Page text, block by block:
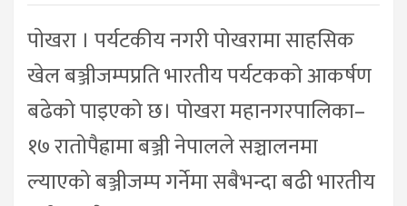
पाेखरा । पर्यटकीय नगरी पोखरामा साहसिक
खेल बञ्जीजम्पप्रति भारतीय पर्यटकको आकर्षण
बढेको पाइएको छ। पोखरा महानगरपालिका–
१७ रातोपैह्रामा बञ्जी नेपालले सञ्चालनमा
ल्याएको बञ्जीजम्प गर्नेमा सबैभन्दा बढी भारतीय